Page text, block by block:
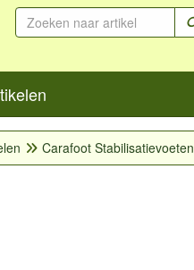
Carafoot Stabilisatievoeten